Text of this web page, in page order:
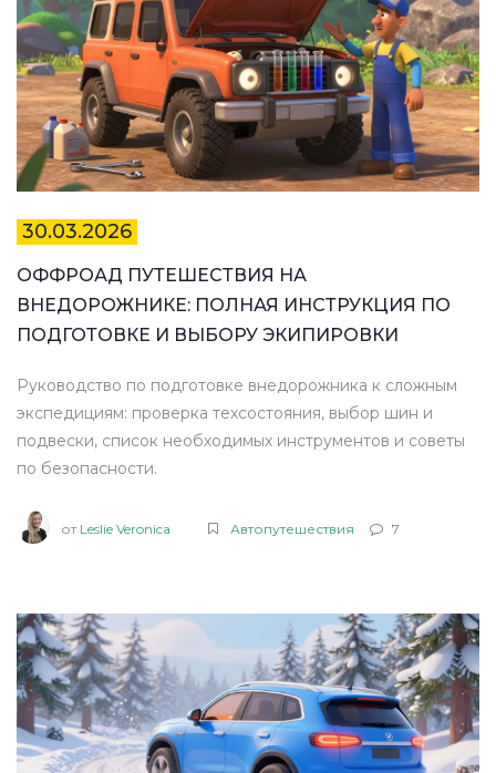
30.03.2026
ОФФРОАД ПУТЕШЕСТВИЯ НА
ВНЕДОРОЖНИКЕ: ПОЛНАЯ ИНСТРУКЦИЯ ПО
ПОДГОТОВКЕ И ВЫБОРУ ЭКИПИРОВКИ
Руководство по подготовке внедорожника к сложным
экспедициям: проверка техсостояния, выбор шин и
подвески, список необходимых инструментов и советы
по безопасности.
от Leslie Veronica Автопутешествия 7